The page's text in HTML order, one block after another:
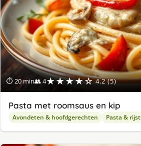
⏱ 20 min👥 4★★★★☆ 4.2 (5)
Pasta met roomsaus en kip
Avondeten & hoofdgerechten Pasta & rijst